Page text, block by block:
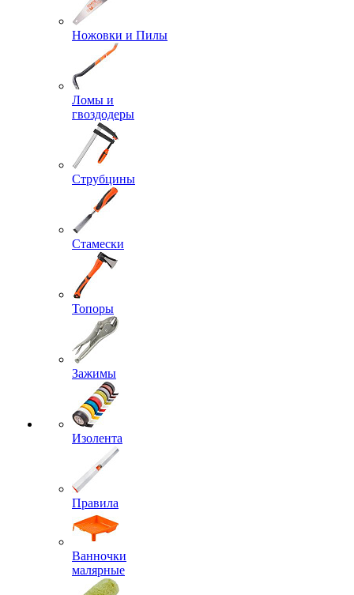
Ножовки и Пилы
Ломы и
гвоздодеры
Струбцины
Стамески
Топоры
Зажимы
Изолента
Правила
Ванночки
малярные